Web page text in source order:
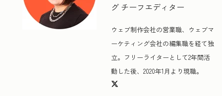
グ チーフエディター
ウェブ制作会社の営業職、ウェブマ
ーケティング会社の編集職を経て独
立。フリーライターとして2年間活
動した後、2020年1月より現職。